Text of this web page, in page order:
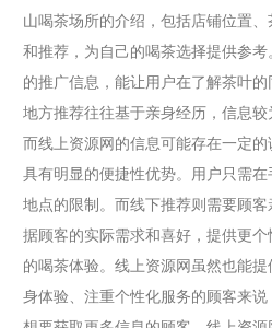
山喝茶场所的介绍，包括店铺位置
和推荐，为自己的喝茶选择提供参
的推广信息，能让用户在了解茶叶
地方推荐往往基于亲身经历，信息
而线上资源网的信息可能存在一定
具有明显的便捷性优势。用户只需
地点的限制。而线下推荐则需要顾
据顾客的实际需求和喜好，提供更
的喝茶体验。线上资源网虽然也能
身体验、注重个性化服务的顾客来